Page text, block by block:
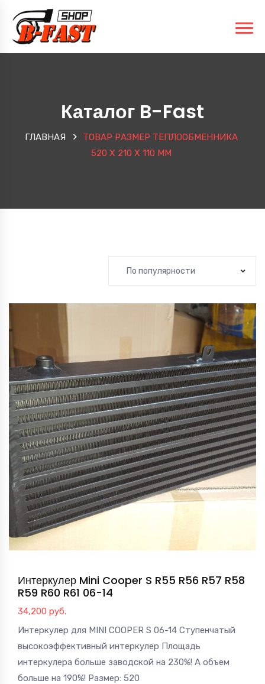
Каталог B-Fast
ГЛАВНАЯ
ТОВАР РАЗМЕР ТЕПЛООБМЕННИКА
520 X 210 X 110 ММ
По популярности
Интеркулер Mini Cooper S R55 R56 R57 R58
R59 R60 R61 06-14
34,200 руб.
Интеркулер для MINI COOPER S 06-14 Ступенчатый
высокоэффективный интеркулер Площадь
интеркулера больше заводской на 230%! А объем
больше на 190%! Размер: 520